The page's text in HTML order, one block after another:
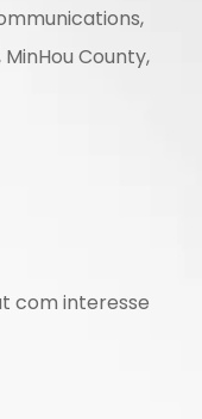
MinHou County,
com interesse